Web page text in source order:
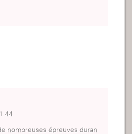
nombreuses épreuves duran